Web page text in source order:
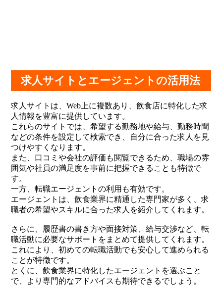
求人サイトとエージェントの活用法
求人サイトは、Web上に複数あり、飲食店に特化した求
人情報を豊富に提供しています。
これらのサイトでは、希望する勤務地や給与、勤務時間
などの条件を設定して検索でき、自分に合った求人を見
つけやすくなります。
また、口コミや会社の評価も閲覧できるため、職場の雰
囲気や社員の満足度を事前に把握できることも特徴で
す。
一方、転職エージェントの利用も有効です。
エージェントは、飲食業界に精通した専門家が多く、求
職者の希望やスキルに合った求人を紹介してくれます。
さらに、履歴書の書き方や面接対策、給与交渉など、転
職活動に必要なサポートをまとめて提供してくれます。
これにより、初めての転職活動でも安心して進められる
ことが特徴です。
とくに、飲食業界に特化したエージェントを選ぶこと
で、より専門的なアドバイスも期待できるでしょう。